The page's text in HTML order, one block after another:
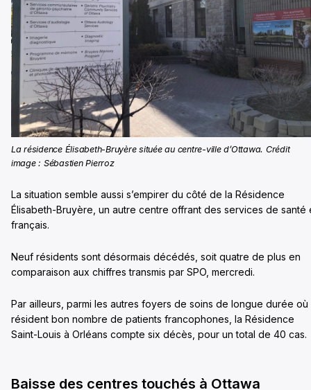
La résidence Élisabeth-Bruyère située au centre-ville d’Ottawa. Crédit
image : Sébastien Pierroz
La situation semble aussi s’empirer du côté de la Résidence
Élisabeth-Bruyère, un autre centre offrant des services de santé
français.
Neuf résidents sont désormais décédés, soit quatre de plus en
comparaison aux chiffres transmis par SPO, mercredi.
Par ailleurs, parmi les autres foyers de soins de longue durée où
résident bon nombre de patients francophones, la Résidence
Saint-Louis à Orléans compte six décès, pour un total de 40 cas.
Baisse des centres touchés à Ottawa